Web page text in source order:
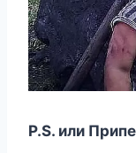
Р.S. или